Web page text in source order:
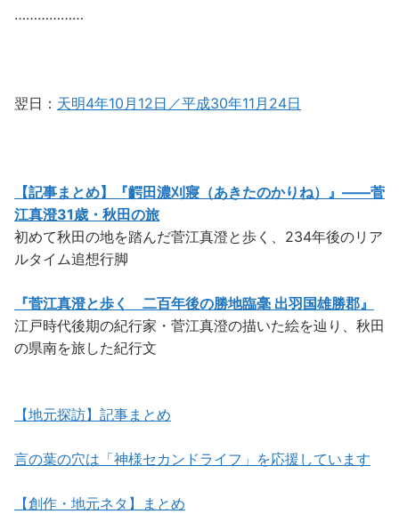
………………
翌日： 天明4年10月12日／平成30年11月24日
【記事まとめ】『齶田濃刈寢（あきたのかりね）』――菅
江真澄31歳・秋田の旅
初めて秋田の地を踏んだ菅江真澄と歩く、234年後のリア
ルタイム追想行脚
『菅江真澄と歩く 二百年後の勝地臨毫 出羽国雄勝郡』
江戸時代後期の紀行家・菅江真澄の描いた絵を辿り、秋田
の県南を旅した紀行文
【地元探訪】記事まとめ
言の葉の穴は「神様セカンドライフ」を応援しています
【創作・地元ネタ】まとめ